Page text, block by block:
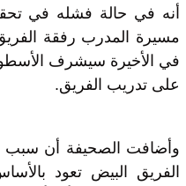
أنه في حالة فشله في
مسيرة المدرب رفقة
في الأخيرة سيشرف
على تدريب الفريق.
وأضافت الصحيفة أن سبب
الفريق البيض تعود